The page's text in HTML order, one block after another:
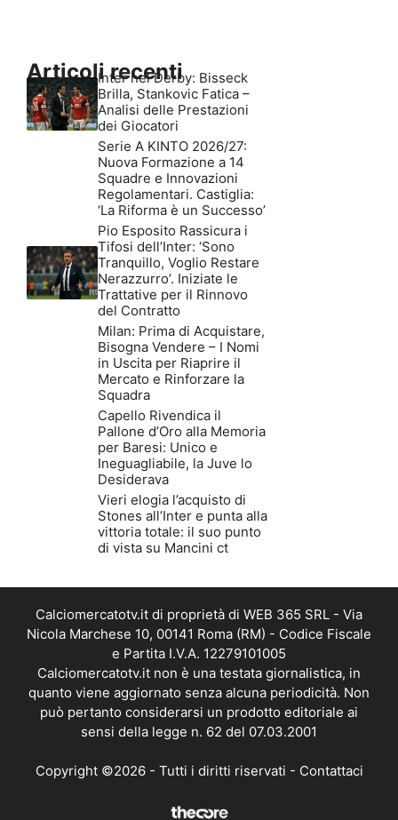
Articoli recenti
Inter nel Derby: Bisseck
Brilla, Stankovic Fatica –
Analisi delle Prestazioni
dei Giocatori
Serie A KINTO 2026/27:
Nuova Formazione a 14
Squadre e Innovazioni
Regolamentari. Castiglia:
‘La Riforma è un Successo’
Pio Esposito Rassicura i
Tifosi dell’Inter: ‘Sono
Tranquillo, Voglio Restare
Nerazzurro’. Iniziate le
Trattative per il Rinnovo
del Contratto
Milan: Prima di Acquistare,
Bisogna Vendere – I Nomi
in Uscita per Riaprire il
Mercato e Rinforzare la
Squadra
Capello Rivendica il
Pallone d’Oro alla Memoria
per Baresi: Unico e
Ineguagliabile, la Juve lo
Desiderava
Vieri elogia l’acquisto di
Stones all’Inter e punta alla
vittoria totale: il suo punto
di vista su Mancini ct
Calciomercatotv.it di proprietà di WEB 365 SRL - Via
Nicola Marchese 10, 00141 Roma (RM) - Codice Fiscale
e Partita I.V.A. 12279101005
Calciomercatotv.it non è una testata giornalistica, in
quanto viene aggiornato senza alcuna periodicità. Non
può pertanto considerarsi un prodotto editoriale ai
sensi della legge n. 62 del 07.03.2001
Copyright ©2026 - Tutti i diritti riservati - Contattaci